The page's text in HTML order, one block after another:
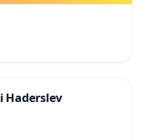
Haderslev